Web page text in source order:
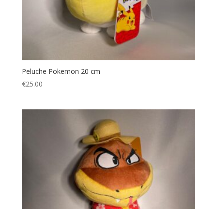
Peluche Pokemon 20 cm
€25.00